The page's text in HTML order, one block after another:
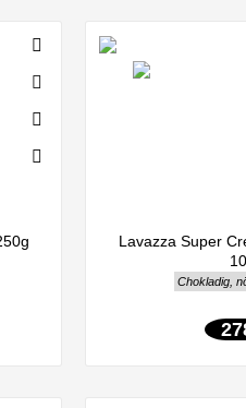
Lavazza Super
Chokladig,